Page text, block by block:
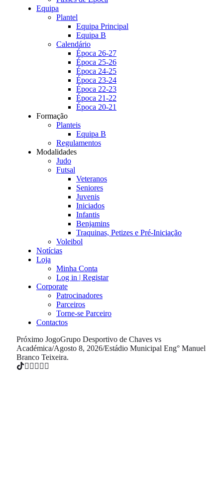
Equipa
Plantel
Equipa Principal
Equipa B
Calendário
Época 26-27
Época 25-26
Época 24-25
Época 23-24
Época 22-23
Época 21-22
Época 20-21
Formação
Planteis
Equipa B
Regulamentos
Modalidades
Judo
Futsal
Veteranos
Seniores
Juvenis
Iniciados
Infantis
Benjamins
Traquinas, Petizes e Pré-Iniciação
Voleibol
Notícias
Loja
Minha Conta
Log in | Registar
Corporate
Patrocinadores
Parceiros
Torne-se Parceiro
Contactos
Próximo JogoGrupo Desportivo de Chaves vs
Académica/Agosto 8, 2026/Estádio Municipal Eng° Manuel
Branco Teixeira.